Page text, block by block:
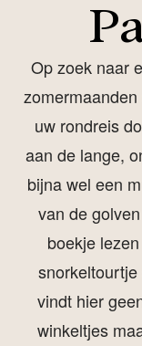
Op zoek naar
uw rondreis
aan de lange,
bijna wel een
van de
boekje
vindt hier
winkeltjes